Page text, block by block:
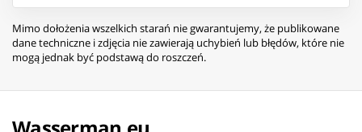
Mimo dołożenia wszelkich starań nie gwarantujemy, że publikowane
dane techniczne i zdjęcia nie zawierają uchybień lub błędów, które nie
mogą jednak być podstawą do roszczeń.